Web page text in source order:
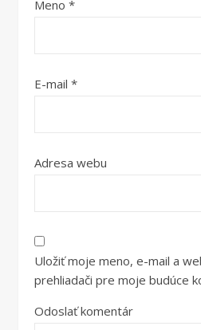
Meno *
E-mail *
Adresa webu
Uložiť moje meno, e-mail a
prehliadači pre moje budúce
Odoslať komentár